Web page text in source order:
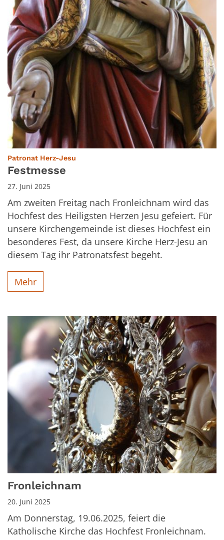
Patronat Herz-Jesu
Festmesse
27. Juni 2025
Am zweiten Freitag nach Fronleichnam wird das
Hochfest des Heiligsten Herzen Jesu gefeiert. Für
unsere Kirchengemeinde ist dieses Hochfest ein
besonderes Fest, da unsere Kirche Herz-Jesu an
diesem Tag ihr Patronatsfest begeht.
Mehr
Fronleichnam
20. Juni 2025
Am Donnerstag, 19.06.2025, feiert die
Katholische Kirche das Hochfest Fronleichnam.